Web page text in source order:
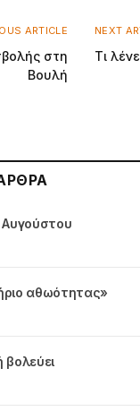
ARTICLE
στη
Βουλή
NEXT
Τι
Αυγούστου
αθωότητας»
βολεύει